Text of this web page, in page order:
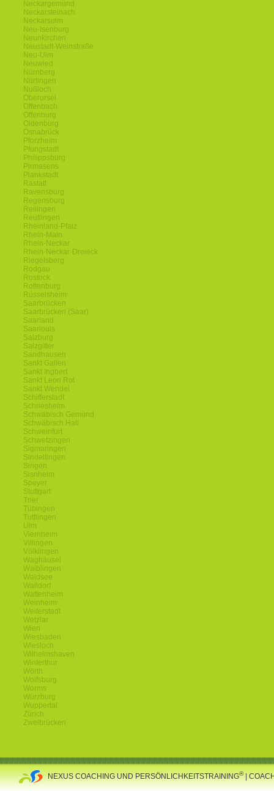
Neckargemünd
Neckarsteinach
Neckarsulm
Neu-Isenburg
Neunkirchen
Neustadt-Weinstraße
Neu-Ulm
Neuwied
Nürnberg
Nürtingen
Nußloch
Oberursel
Offenbach
Offenburg
Oldenburg
Osnabrück
Pforzheim
Pfungstadt
Philippsburg
Pirmasens
Plankstadt
Rastatt
Ravensburg
Regensburg
Reilingen
Reutlingen
Rheinland-Pfalz
Rhein-Main
Rhein-Neckar
Rhein-Neckar-Dreieck
Riegelsberg
Rodgau
Rostock
Rottenburg
Rüsselsheim
Saarbrücken
Saarbrücken (Saar)
Saarland
Saarlouis
Salzburg
Salzgitter
Sandhausen
Sankt Gallen
Sankt Ingbert
Sankt Leon Rot
Sankt Wendel
Schifferstadt
Schriesheim
Schwäbisch Gemünd
Schwäbisch Hall
Schweinfurt
Schwetzingen
Sigmaringen
Sindelfingen
Singen
Sisnheim
Speyer
Stuttgart
Trier
Tübingen
Tuttlingen
Ulm
Viernheim
Villingen
Völklingen
Waghäusel
Waiblingen
Waldsee
Walldorf
Wattenheim
Weinheim
Weiterstadt
Wetzlar
Wien
Wiesbaden
Wiesloch
Wilhelmshaven
Winterthur
Wörth
Wolfsburg
Worms
Würzburg
Wuppertal
Zürich
Zweibrücken
NEXUS COACHING UND PERSÖNLICHKEITSTRAINING®|